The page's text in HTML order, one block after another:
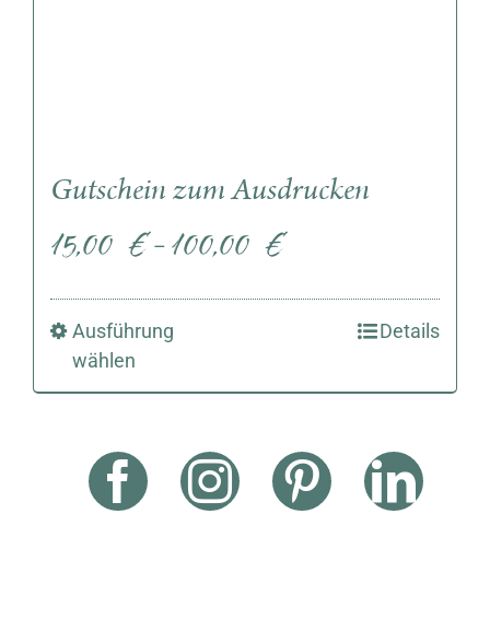
Gutschein zum Ausdrucken
15,00€ – 100,00€
Ausführung
wählen
Details